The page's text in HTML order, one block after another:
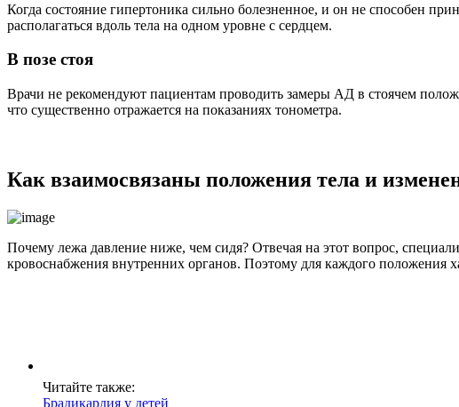
Когда состояние гипертоника сильно болезненное, и он не способен
располагаться вдоль тела на одном уровне с сердцем.
В позе стоя
Врачи не рекомендуют пациентам проводить замеры АД в стоячем
что существенно отражается на показаниях тонометра.
Как взаимосвязаны положения тела и
Почему лежа давление ниже, чем сидя? Отвечая на этот вопрос,
кровоснабжения внутренних органов. Поэтому для каждого положения
Читайте также:
Брадикардия у детей